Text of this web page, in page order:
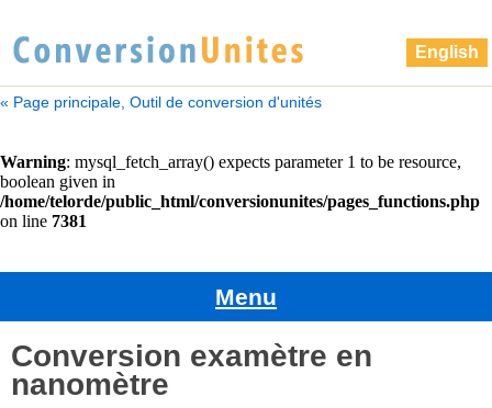
English
« Page principale, Outil de conversion d'unités
Menu
Conversion examètre en
nanomètre